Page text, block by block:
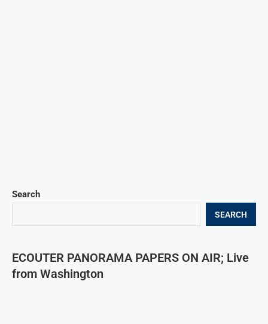
Search
SEARCH
ECOUTER PANORAMA PAPERS ON AIR; Live
from Washington